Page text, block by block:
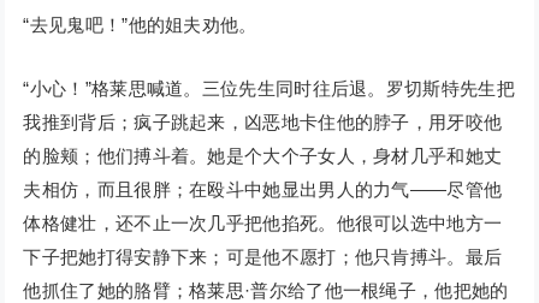
“去见鬼吧！”他的姐夫劝他。
“小心！”格莱思喊道。三位先生同时往后退。罗切斯特先生把
我推到背后；疯子跳起来，凶恶地卡住他的脖子，用牙咬他
的脸颊；他们搏斗着。她是个大个子女人，身材几乎和她丈
夫相仿，而且很胖；在殴斗中她显出男人的力气——尽管他
体格健壮，还不止一次几乎把他掐死。他很可以选中地方一
下子把她打得安静下来；可是他不愿打；他只肯搏斗。最后
他抓住了她的胳臂；格莱思·普尔给了他一根绳子，他把她的